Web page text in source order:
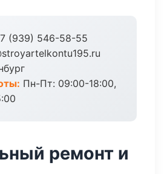
(939) 546-58-55
Пн-Пт: 09:00-18:00,
ремонт и